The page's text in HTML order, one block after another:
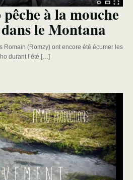
à la mouche
le Montana
Romain (Romzy) ont encore été écumer les
durant l’été […]